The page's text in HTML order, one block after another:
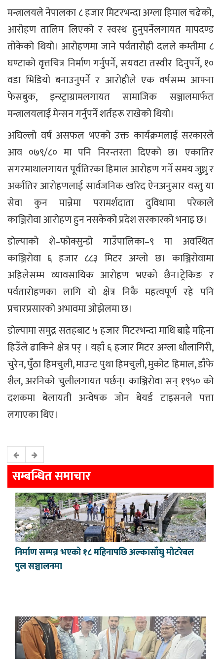
मन्त्रालयले नेपालका ८ हजार मिटरभन्दा अग्ला हिमाल चढेको,
आरोहण तालिम लिएको र स्वस्थ हुनुपर्नेलगायत मापदण्ड
तोकेको थियो। आरोहणमा जाने पर्वतारोही दलले कम्तीमा ८
घण्टाको वृत्तचित्र निर्माण गर्नुपर्ने, सयवटा तस्वीर दिनुपर्ने, १०
वडा भिडियो बनाउनुपर्ने र आरोहीले एक वर्षसम्म आफ्ना
फेसबुक, इन्स्ट्राग्रामलगायत सामाजिक सञ्जालमार्फत
मन्त्रालयलाई मेन्सन गर्नुपर्ने शर्तहरू राखेको थियो।
अघिल्लो वर्ष असफल भएको उक्त कार्यक्रमलाई सरकारले
आव ०७९/८० मा पनि निरन्तरता दिएको छ। एकातिर
सगरमाथालगायत पूर्वतिरका हिमाल आरोहण गर्ने समय जुध्नु र
अर्कातिर आरोहणलाई सार्वजनिक खरिद ऐनअनुसार वस्तु या
सेवा कुन मान्नेमा परामर्शदाता दुविधामा परेकाले
काञ्जिरोवा आरोहण हुन नसकेको प्रदेश सरकारको भनाइ छ।
डोल्पाको शे–फोक्सुन्डो गाउँपालिका–९ मा अवस्थित
काञ्जिरोवा ६ हजार ८८३ मिटर अग्लो छ। काञ्जिरोवामा
अहिलेसम्म व्यावसायिक आरोहण भएको छैन।ट्रेकिङ र
पर्वतारोहणका लागि यो क्षेत्र निकै महत्वपूर्ण रहे पनि
प्रचारप्रसारको अभावमा ओझेलमा छ।
डोल्पामा समुद्र सतहबाट ५ हजार मिटरभन्दा माथि बाह्रै महिना
हिउँले ढाकिने क्षेत्र पर् । यहाँ ६ हजार मिटर अग्ला धौलागिरी,
चुरेन, पुँठा हिमचुली, माउन्ट पुथा हिमचुली, मुकोट हिमाल, डाँफे
शैल, अरनिको चुलीलगायत पर्छन्। काञ्जिरोवा सन् १९५० को
दशकमा बेलायती अन्वेषक जोन बेयर्ड टाइसनले पत्ता
लगाएका थिए।
सम्बन्धित समाचार
निर्माण सम्पन्न भएको १८ महिनापछि अल्कासाँघु मोटरेबल
पुल सञ्चालनमा